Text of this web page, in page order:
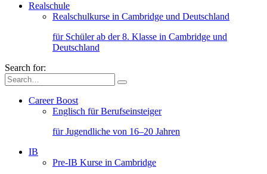
Realschule
Realschulkurse in Cambridge und Deutschland
für Schüler ab der 8. Klasse in Cambridge und
Deutschland
Search for:
Career Boost
Englisch für Berufseinsteiger
für Jugendliche von 16–20 Jahren
IB
Pre-IB Kurse in Cambridge